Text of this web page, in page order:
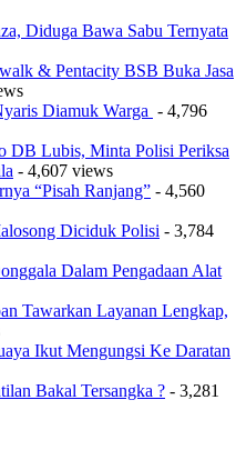
Diduga Bawa Sabu Ternyata
& Pentacity BSB Buka Jasa
Diamuk Warga - 4,796
DB Lubis, Minta Polisi Periksa
- 4,607 views
“Pisah Ranjang” - 4,560
Diciduk Polisi - 3,784
Dalam Pengadaan Alat
Tawarkan Layanan Lengkap,
Ikut Mengungsi Ke Daratan
Bakal Tersangka ? - 3,281